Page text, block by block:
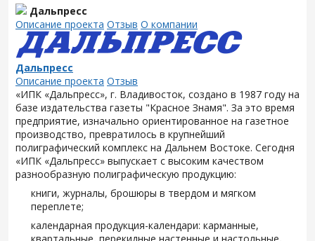
Дальпресс
Описание проекта Отзыв О компании
Дальпресс
Описание проекта Отзыв
«ИПК «Дальпресс», г. Владивосток, создано в 1987 году на
базе издательства газеты "Красное Знамя". За это время
предприятие, изначально ориентированное на газетное
производство, превратилось в крупнейший
полиграфический комплекс на Дальнем Востоке. Сегодня
«ИПК «Дальпресс» выпускает с высоким качеством
разнообразную полиграфическую продукцию:
книги, журналы, брошюры в твердом и мягком
переплете;
календарная продукция-календари: карманные,